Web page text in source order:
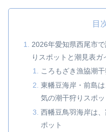
目
2026年愛知県西尾市
りスポットと潮見表ガ
ころもざき漁協潮
東幡豆海岸・前島
気の潮干狩りスポッ
西幡豆鳥羽海岸は
ポット